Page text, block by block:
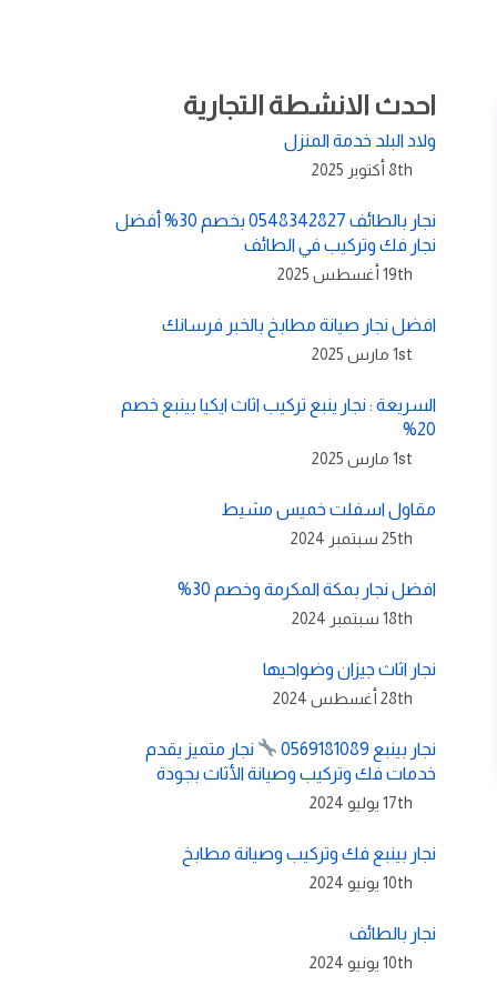
احدث الانشطة التجارية
ولاد البلد خدمة المنزل
8th أكتوبر 2025
نجار بالطائف 0548342827 بخصم 30% أفضل
نجار فك وتركيب في الطائف
19th أغسطس 2025
افضل نجار صيانة مطابخ بالخبر فرسانك
1st مارس 2025
السريعة : نجار ينبع تركيب اثاث ايكيا بينبع خصم
20%
1st مارس 2025
مقاول اسفلت خميس مشيط
25th سبتمبر 2024
افضل نجار بمكة المكرمة وخصم 30%
18th سبتمبر 2024
نجار اثاث جيزان وضواحيها
28th أغسطس 2024
نجار بينبع 0569181089
نجار متميز يقدم
خدمات فك وتركيب وصيانة الأثاث بجودة
17th يوليو 2024
نجار بينبع فك وتركيب وصيانة مطابخ
10th يونيو 2024
نجار بالطائف
10th يونيو 2024